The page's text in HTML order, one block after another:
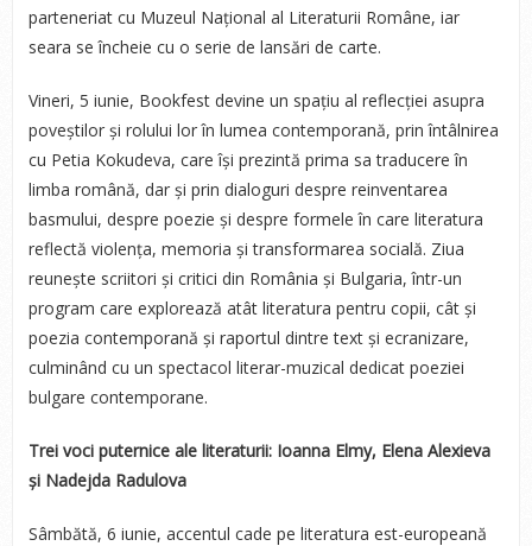
parteneriat cu Muzeul Național al Literaturii Române, iar
seara se încheie cu o serie de lansări de carte.
Vineri, 5 iunie, Bookfest devine un spațiu al reflecției asupra
poveștilor și rolului lor în lumea contemporană, prin întâlnirea
cu Petia Kokudeva, care își prezintă prima sa traducere în
limba română, dar și prin dialoguri despre reinventarea
basmului, despre poezie și despre formele în care literatura
reflectă violența, memoria și transformarea socială. Ziua
reunește scriitori și critici din România și Bulgaria, într-un
program care explorează atât literatura pentru copii, cât și
poezia contemporană și raportul dintre text și ecranizare,
culminând cu un spectacol literar-muzical dedicat poeziei
bulgare contemporane.
Trei vociputernice ale literaturii: Ioanna Elmy, Elena Alexieva
și Nadejda Radulova
Sâmbătă, 6 iunie, accentul cade pe literatura est-europeană